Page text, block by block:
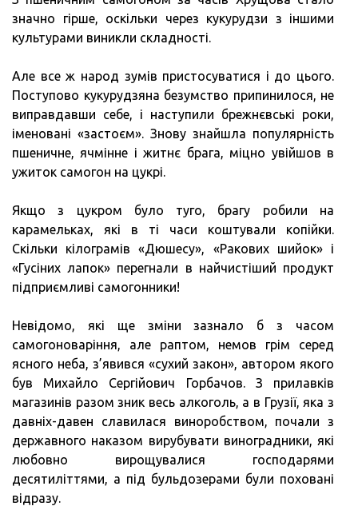
значно гірше, оскільки через кукурудзи з іншими
культурами виникли складності.
Але все ж народ зумів пристосуватися і до цього.
Поступово кукурудзяна безумство припинилося, не
виправдавши себе, і наступили брежнєвські роки,
іменовані «застоєм». Знову знайшла популярність
пшеничне, ячмінне і житнє брага, міцно увійшов в
ужиток самогон на цукрі.
Якщо з цукром було туго, брагу робили на
карамельках, які в ті часи коштували копійки.
Скільки кілограмів «Дюшесу», «Ракових шийок» і
«Гусіних лапок» перегнали в найчистіший продукт
підприємливі самогонники!
Невідомо, які ще зміни зазнало б з часом
самогоноваріння, але раптом, немов грім серед
ясного неба, з’явився «сухий закон», автором якого
був Михайло Сергійович Горбачов. З прилавків
магазинів разом зник весь алкоголь, а в Грузії, яка з
давніх-давен славилася виноробством, почали з
державного наказом вирубувати виноградники, які
любовно вирощувалися господарями
десятиліттями, а під бульдозерами були поховані
відразу.